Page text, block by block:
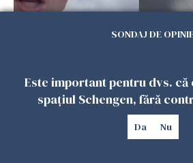
câinele în Germania. Mesajul
dezbateri aprinse
SONDAJ DE
Este important pentru dvs.
spațiul Schengen, fără
Da Nu